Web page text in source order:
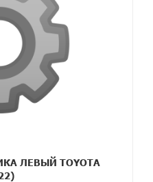
ЛЕВЫЙ TOYOTA